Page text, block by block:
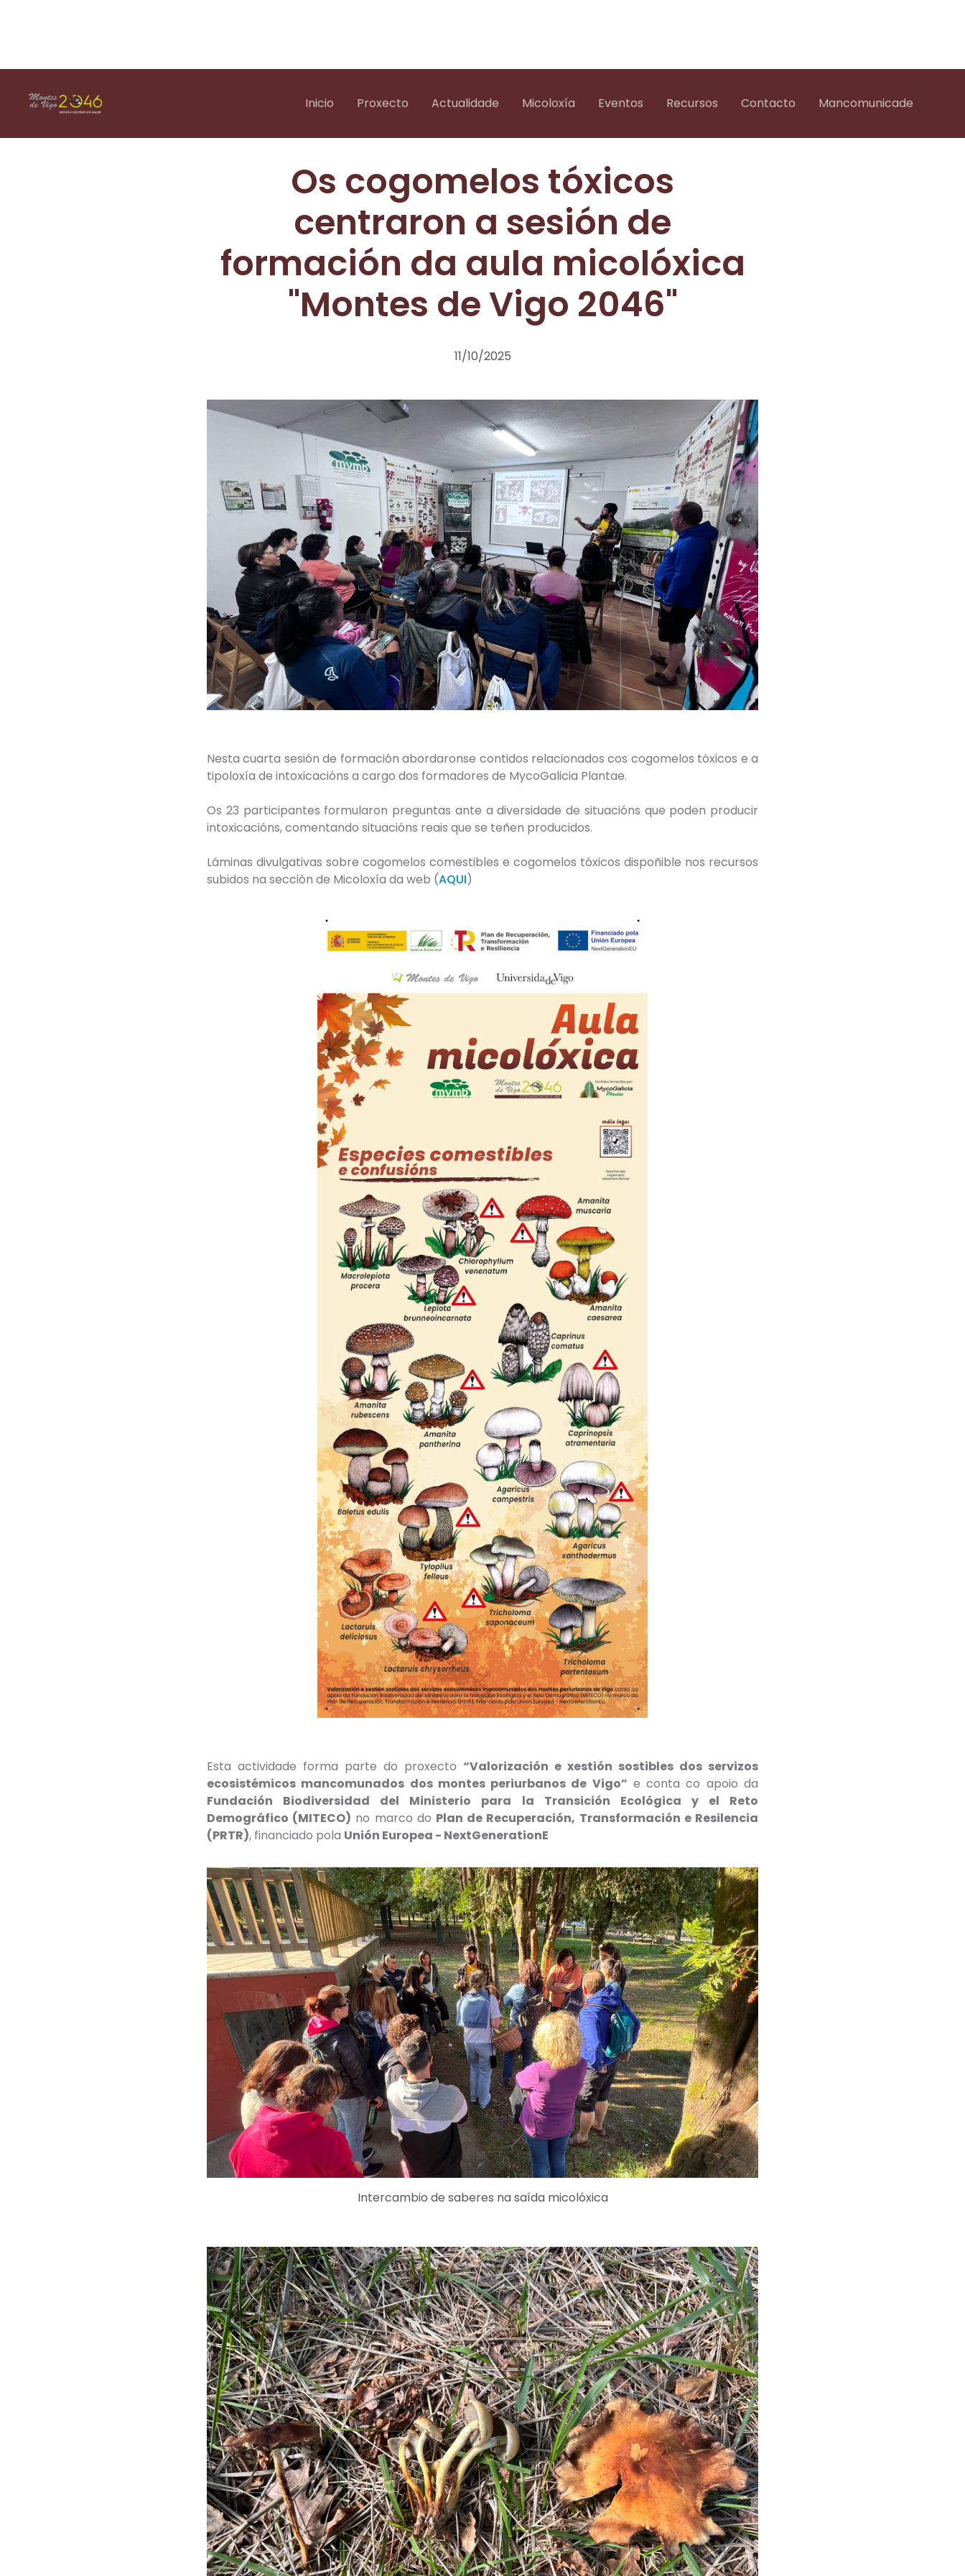
Inicio Proxecto Actualidade Micoloxía Eventos Recursos Contacto Mancomunicade
Os cogomelos tóxicos
centraron a sesión de
formación da aula micolóxica
"Montes de Vigo 2046"
11/10/2025
Nesta cuarta sesión de formación abordaronse contidos relacionados cos cogomelos tóxicos e a
tipoloxía de intoxicacións a cargo dos formadores de MycoGalicia Plantae.
Os 23 participantes formularon preguntas ante a diversidade de situacións que poden producir
intoxicacións, comentando situacións reais que se teñen producidos.
Láminas divulgativas sobre cogomelos comestibles e cogomelos tóxicos dispoñible nos recursos
subidos na sección de Micoloxía da web (AQUI)
Esta actividade forma parte do proxecto “Valorización e xestión sostibles dos servizos
ecosistémicos mancomunados dos montes periurbanos de Vigo” e conta co apoio da
Fundación Biodiversidad del Ministerio para la Transición Ecológica y el Reto
Demográfico (MITECO) no marco do Plan de Recuperación, Transformación e Resilencia
(PRTR), financiado pola Unión Europea - NextGenerationE
Intercambio de saberes na saída micolóxica